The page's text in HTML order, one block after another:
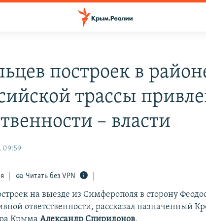
построек в
трассы
– власти
09:59
Читать без VPN
на выезде из Симферополя в сторону
ответственности, рассказал назначенный